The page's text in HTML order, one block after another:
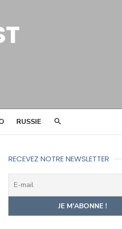
RUSSIE
RECEVEZ NOTRE NEWSLETTER